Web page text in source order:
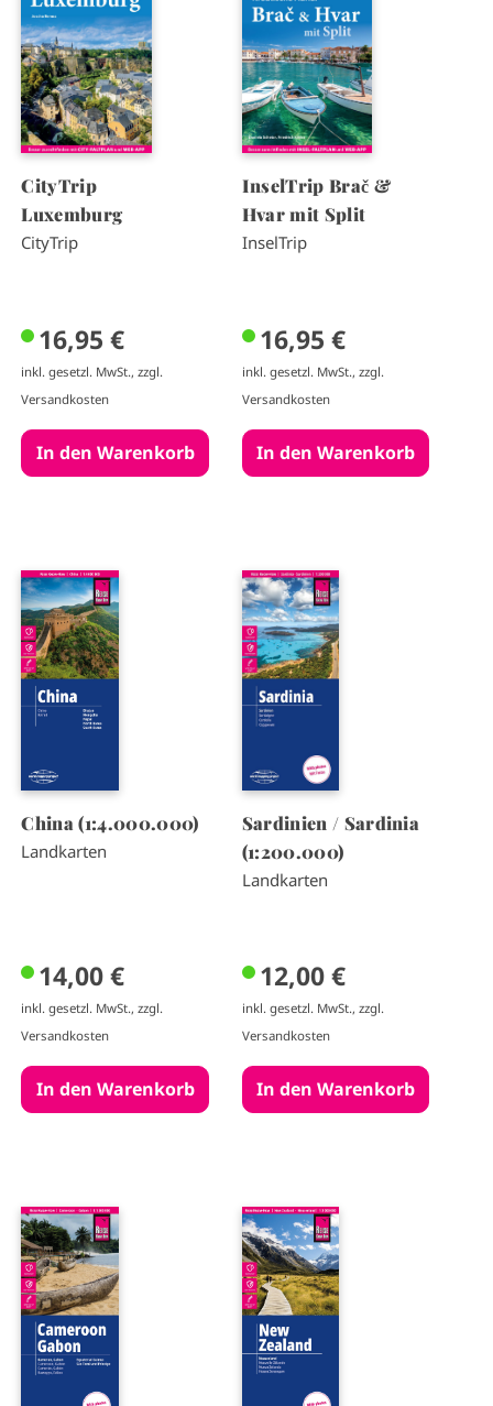
g
e
CityTrip
Luxemburg
CityTrip
16,95 €
inkl. gesetzl. MwSt., zzgl.
Versandkosten
g
e
InselTrip Brač &
Hvar mit Split
InselTrip
16,95 €
inkl. gesetzl. MwSt., zzgl.
Versandkosten
I
m
a
g
China (1:4.000.000)
Landkarten
14,00 €
inkl. gesetzl. MwSt., zzgl.
Versandkosten
I
m
a
g
Sardinien / Sardinia
(1:200.000)
Landkarten
12,00 €
inkl. gesetzl. MwSt., zzgl.
Versandkosten
I
m
a
g
I
m
a
g